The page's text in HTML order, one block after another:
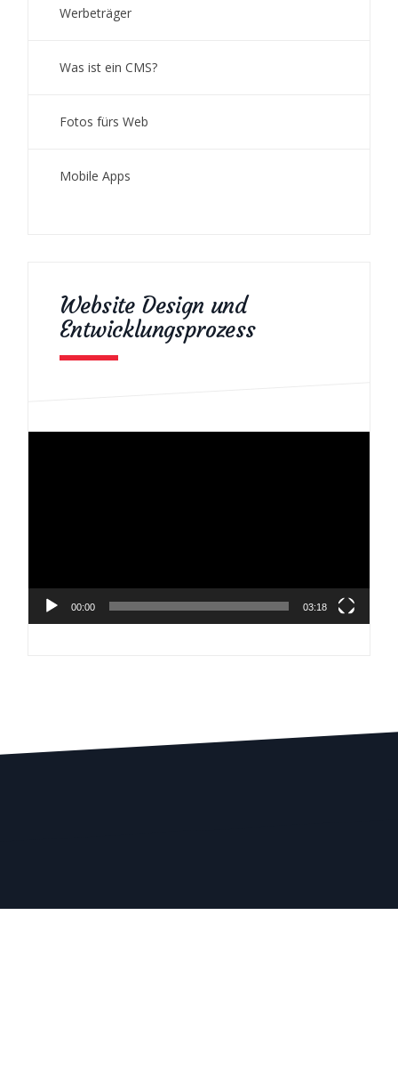
Werbeträger
Was ist ein CMS?
Fotos fürs Web
Mobile Apps
Website Design und
Entwicklungsprozess
00:00 03:18